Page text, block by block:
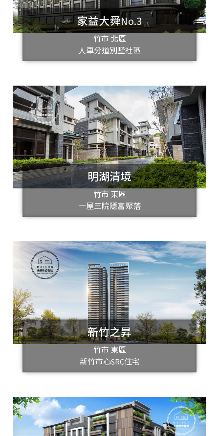
家益大舜No.3
竹市 北區
人車分道別墅社區
明湖清境
竹市 東區
一屋三院隱富聚落
新竹之昇
竹市 東區
新竹市心SRC住宅